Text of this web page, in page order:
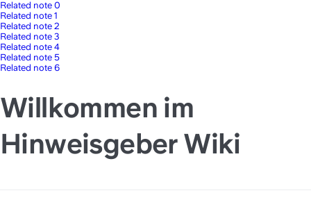
Related note 0
Related note 1
Related note 2
Related note 3
Related note 4
Related note 5
Related note 6
Willkommen im
Hinweisgeber Wiki